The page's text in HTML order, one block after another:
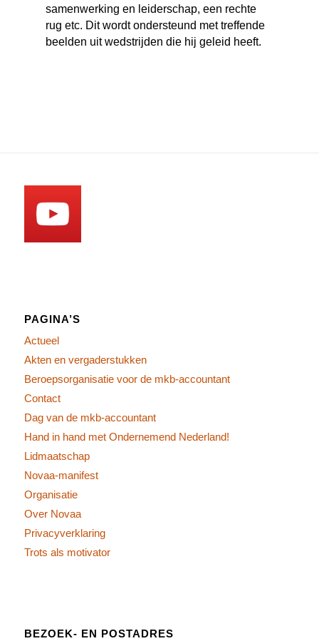
samenwerking en leiderschap, een rechte
rug etc. Dit wordt ondersteund met treffende
beelden uit wedstrijden die hij geleid heeft.
PAGINA’S
Actueel
Akten en vergaderstukken
Beroepsorganisatie voor de mkb-accountant
Contact
Dag van de mkb-accountant
Hand in hand met Ondernemend Nederland!
Lidmaatschap
Novaa-manifest
Organisatie
Over Novaa
Privacyverklaring
Trots als motivator
BEZOEK- EN POSTADRES